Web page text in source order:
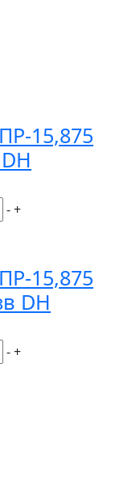
15,875
-+
15,875
DH
-+